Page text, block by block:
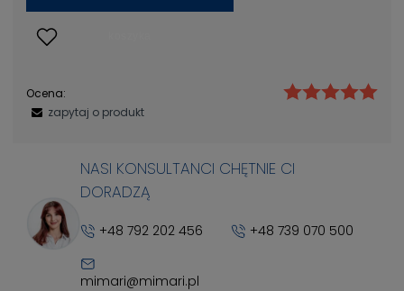
Ocena:
zapytaj o produkt
NASI KONSULTANCI CHĘTNIE CI
DORADZĄ
+48 792 202 456 +48 739 070 500
mimari@mimari.pl